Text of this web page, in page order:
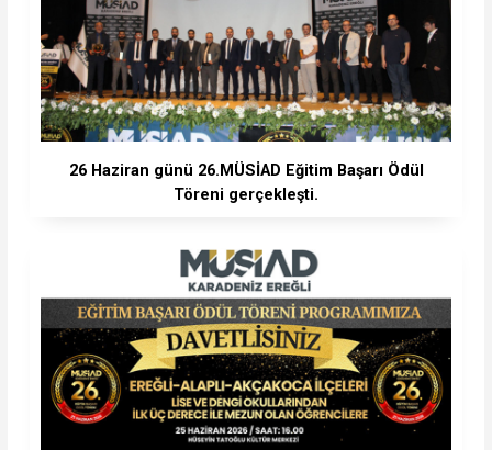
26 Haziran günü 26.MÜSİAD Eğitim Başarı Ödül
Töreni gerçekleşti.